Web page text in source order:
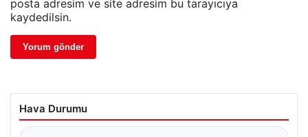
posta adresim ve site adresim bu tarayıcıya
kaydedilsin.
Hava Durumu